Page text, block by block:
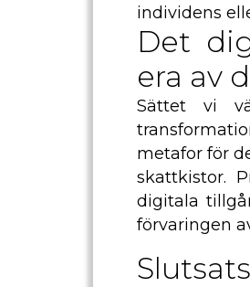
individens
Det
era av
Sättet vi
metafor för
skattkistor.
digitala
förvaringen
Slutsats